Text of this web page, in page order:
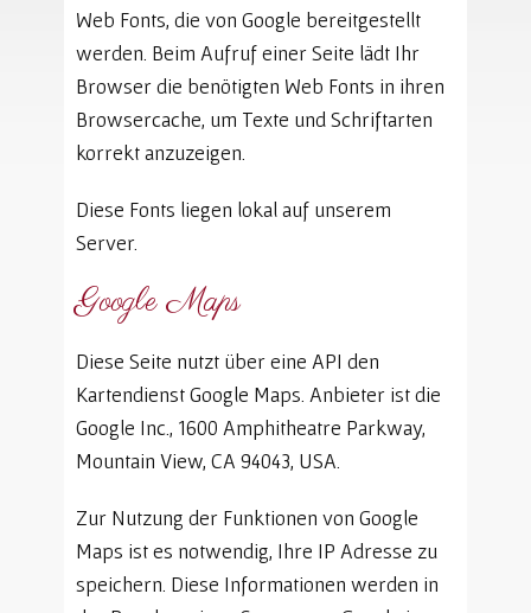
Web Fonts, die von Google bereitgestellt
werden. Beim Aufruf einer Seite lädt Ihr
Browser die benötigten Web Fonts in ihren
Browsercache, um Texte und Schriftarten
korrekt anzuzeigen.
Diese Fonts liegen lokal auf unserem
Server.
Google Maps
Diese Seite nutzt über eine API den
Kartendienst Google Maps. Anbieter ist die
Google Inc., 1600 Amphitheatre Parkway,
Mountain View, CA 94043, USA.
Zur Nutzung der Funktionen von Google
Maps ist es notwendig, Ihre IP Adresse zu
speichern. Diese Informationen werden in